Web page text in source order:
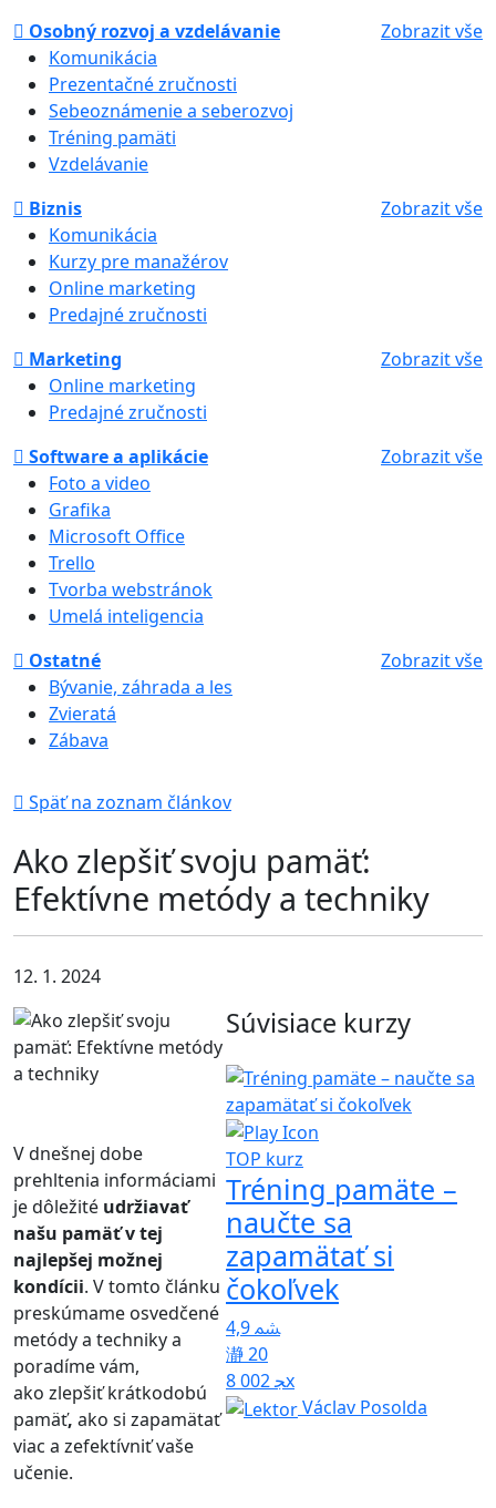
Osobný rozvoj a vzdelávanie
Zobrazit vše
Komunikácia
Prezentačné zručnosti
Sebeoznámenie a seberozvoj
Tréning pamäti
Vzdelávanie
Biznis
Zobrazit vše
Komunikácia
Kurzy pre manažérov
Online marketing
Predajné zručnosti
Marketing
Zobrazit vše
Online marketing
Predajné zručnosti
Software a aplikácie
Zobrazit vše
Foto a video
Grafika
Microsoft Office
Trello
Tvorba webstránok
Umelá inteligencia
Ostatné
Zobrazit vše
Bývanie, záhrada a les
Zvieratá
Zábava
Späť na zoznam článkov
Ako zlepšiť svoju pamäť:
Efektívne metódy a techniky
12. 1. 2024
V dnešnej dobe
prehltenia informáciami
je dôležité udržiavať
našu pamäť v tej
najlepšej možnej
kondícii. V tomto článku
preskúmame osvedčené
metódy a techniky a
poradíme vám,
ako zlepšiť krátkodobú
pamäť, ako si zapamätať
viac a zefektívniť vaše
učenie.
Súvisiace kurzy
TOP kurz
Tréning pamäte –
naučte sa
zapamätať si
čokoľvek
4,9
20
8 002x
Václav Posolda